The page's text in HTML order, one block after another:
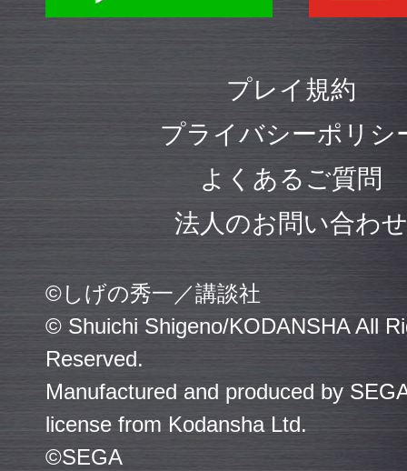
プレイ規約
プライバシーポリシ
よくあるご質問
法人のお問い合わせ
©しげの秀一／講談社
© Shuichi Shigeno/KODANSHA All
Reserved.
Manufactured and produced by
license from Kodansha Ltd.
©SEGA